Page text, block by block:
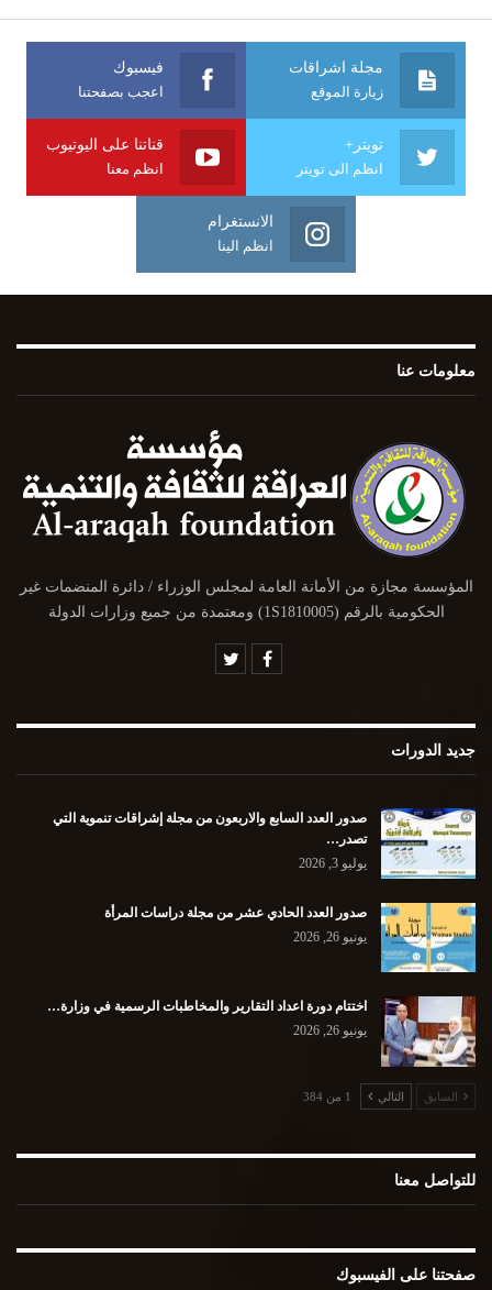
مجلة اشراقات
زيارة الموقع
فيسبوك
اعجب بصفحتنا
تويتر+
انظم الى تويتر
قناتنا على اليوتيوب
انظم معنا
الانستغرام
انظم الينا
معلومات عنا
المؤسسة مجازة من الأمانة العامة لمجلس الوزراء / دائرة المنضمات غير
الحكومية بالرقم (1S1810005) ومعتمدة من جميع وزارات الدولة
جديد الدورات
صدور العدد السابع والاربعون من مجلة إشراقات تنموية التي
تصدر…
يوليو 3, 2026
صدور العدد الحادي عشر من مجلة دراسات المرأة
يونيو 26, 2026
اختتام دورة اعداد التقارير والمخاطبات الرسمية في وزارة…
يونيو 26, 2026
السابق التالي 1 من 384
للتواصل معنا
صفحتنا على الفيسبوك